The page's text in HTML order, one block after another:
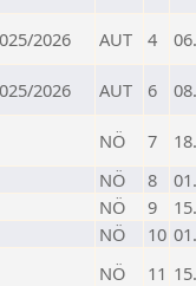
2026 AUT 4
2026 AUT 6
NÖ 7
NÖ 8
NÖ 9
NÖ 10
NÖ 11